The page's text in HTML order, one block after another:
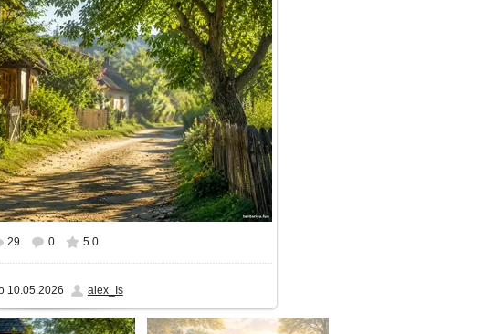
розмірі 1600x900
29 0 5.0
10.05.2026 alex_Is